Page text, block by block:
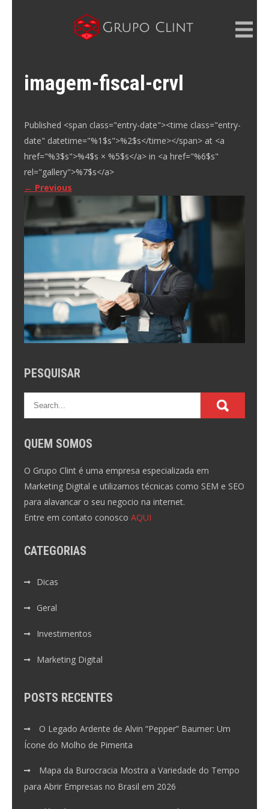
imagem-fiscal-crvl
Published <span class="entry-date"><time class="entry-
date" datetime="%1$s">%2$s</time></span> at <a
href="%3$s">%4$s × %5$s</a> in <a href="%6$s"
rel="gallery">%7$s</a>
← Previous
PESQUISAR
QUEM SOMOS
O Grupo Clint é uma empresa especializada em
Marketing Digital e utilizamos técnicas como SEM e SEO
para alavancar o seu negocio na internet.
Entre em contato conosco AQUI
CATEGORIAS
Dicas
Geral
Investimentos
Marketing Digital
POSTS RECENTES
O Legado Ardente de Alvin “Pepper” Baumer: Um
Ícone do Molho de Pimenta
Mapa da Burocracia Mostra a Variedade do Tempo
para Abrir Empresas no Brasil em 2026